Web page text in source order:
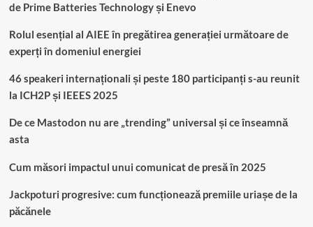
de Prime Batteries Technology și Enevo
Rolul esențial al AIEE în pregătirea generației următoare de
experți în domeniul energiei
46 speakeri internaționali și peste 180 participanți s-au reunit
la ICH2P și IEEES 2025
De ce Mastodon nu are „trending” universal și ce înseamnă
asta
Cum măsori impactul unui comunicat de presă în 2025
Jackpoturi progresive: cum funcționează premiile uriașe de la
păcănele